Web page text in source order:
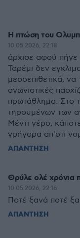
Η πτώση του
10.05.2026, 22:18
άρχισε αφού
Ταρέμι δεν
μεσοεπιθετικά,
αγωνιστικές
πρωτάθλημα. Στο
τηρουμένων των
Μέντι γέρο,
γρήγορα απ'οτι
ΑΠΑΝΤΗΣΗ
Θρύλε ολέ χρόνια
10.05.2026, 22:16
Ποτέ ξανά ποτέ
ΑΠΑΝΤΗΣΗ